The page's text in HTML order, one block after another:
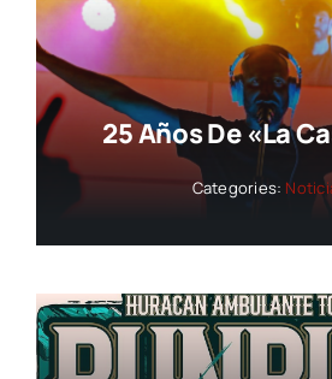
25 Años De «La
Categories: